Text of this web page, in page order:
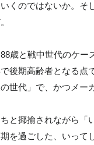
くのではないか。
歳と戦中世代のケ
で後期高齢者となる
世代」で、かつメー
と揶揄されながら「
を過ごした、いって